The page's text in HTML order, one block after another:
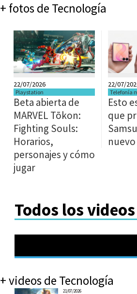
+ fotos de Tecnología
22/07/2026
Playstation
Beta abierta de
MARVEL Tōkon:
Fighting Souls:
Horarios,
personajes y cómo
jugar
22/07/
Telefonía
Esto
que
Todos los
+ videos de Tecnología
21/07/2026